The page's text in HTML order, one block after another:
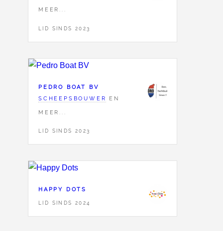
MEER...
LID SINDS 2023
PEDRO BOAT BV
SCHEEPSBOUWER
EN
MEER...
LID SINDS 2023
HAPPY DOTS
LID SINDS 2024